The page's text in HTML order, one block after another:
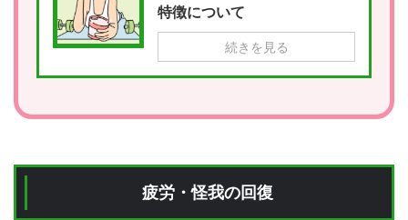
特徴について
続きを見る
疲労・怪我の回復